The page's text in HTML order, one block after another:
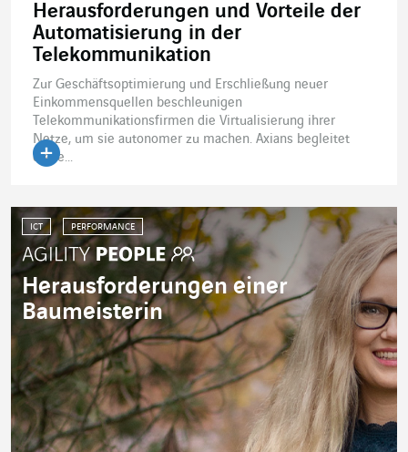
Herausforderungen und Vorteile der
Automatisierung in der
Telekommunikation
Zur Geschäftsoptimierung und Erschließung neuer
Einkommensquellen beschleunigen
Telekommunikationsfirmen die Virtualisierung ihrer
Netze, um sie autonomer zu machen. Axians begleitet
diese...
ICT PERFORMANCE
Herausforderungen einer
Baumeisterin